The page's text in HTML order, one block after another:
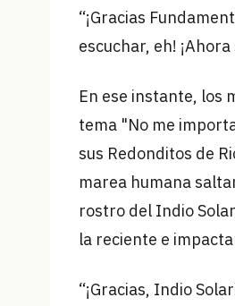
“¡Gracias
escuchar, eh!
En ese instante, los
tema "No me
sus Redonditos de
marea humana
rostro del Indio
la reciente e
“¡Gracias, Indio